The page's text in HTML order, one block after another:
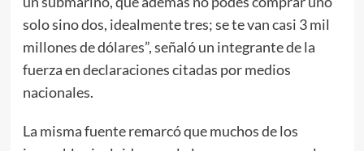
solo sino dos, idealmente tres; se te van casi 3 mil
millones de dólares”, señaló un integrante de la
fuerza en declaraciones citadas por medios
nacionales.
La misma fuente remarcó que muchos de los